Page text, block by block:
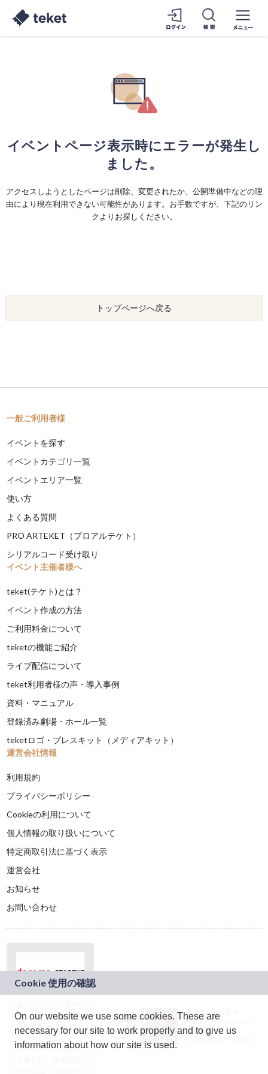
イベントページ表示時にエラーが発生し
ました。
アクセスしようとしたページは削除、変更されたか、公開準備中などの理
由により現在利用できない可能性があります。お手数ですが、下記のリン
クよりお探しください。
トップページへ戻る
一般ご利用者様
イベントを探す
イベントカテゴリ一覧
イベントエリア一覧
使い方
よくある質問
PRO ARTEKET（プロアルテケト）
シリアルコード受け取り
イベント主催者様へ
teket(テケト)とは？
イベント作成の方法
ご利用料金について
teketの機能ご紹介
ライブ配信について
teket利用者様の声・導入事例
資料・マニュアル
登録済み劇場・ホール一覧
teketロゴ・プレスキット（メディアキット）
運営会社情報
利用規約
プライバシーポリシー
Cookieの利用について
個人情報の取り扱いについて
特定商取引法に基づく表示
運営会社
お知らせ
お問い合わせ
ドコモグループの新
規事業創出プログラ
ム「docomo
STARTUP」を通じて
JASRAC許諾番号：
9024936001Y45037
JASRAC許諾番号：
On our website we use some cookies. These are
necessary for our site to work properly and to give us
information about how our site is used.